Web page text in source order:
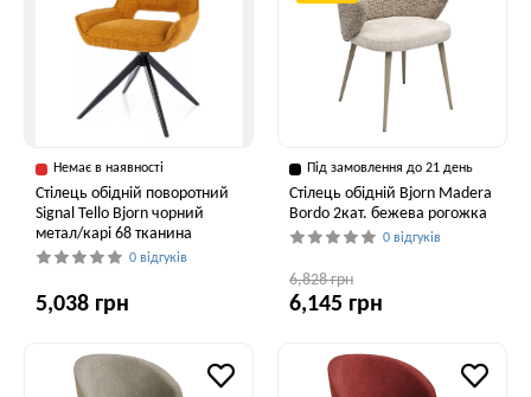
Немає в наявності
Стілець обідній поворотний
Signal Tello Bjorn чорний
метал/карі 68 тканина
0 відгуків
5,038 грн
Під замовлення до 21 день
Стілець обідній Bjorn Madera
Bordo 2кат. бежева рогожка
0 відгуків
6,828 грн
6,145 грн